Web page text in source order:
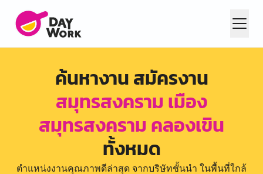
ค้นหางาน สมัครงาน
สมุทรสงคราม เมือง
สมุทรสงคราม คลองเขิน
ทั้งหมด
ตำแหน่งงานคุณภาพดีล่าสุด จากบริษัทชั้นนำ ในพื้นที่ใกล้